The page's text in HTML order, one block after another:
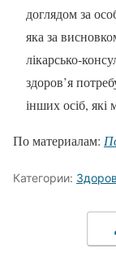
доглядом за
яка за
лікарсько-
здоров’я
інших осіб, які
По материалам:
Категории: